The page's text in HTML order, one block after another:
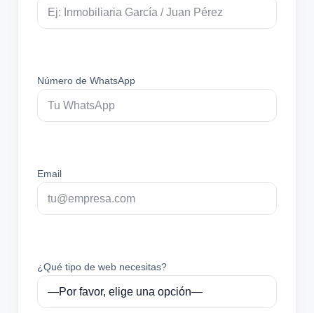
Número de WhatsApp
Email
¿Qué tipo de web necesitas?